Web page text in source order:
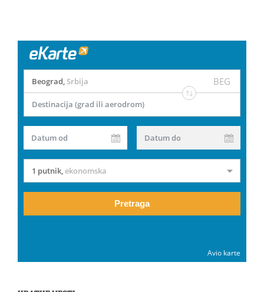
Beograd, Srbija BEG
Destinacija (grad ili aerodrom)
Datum od Datum do
1 putnik,ekonomska
Pretraga
Avio karte